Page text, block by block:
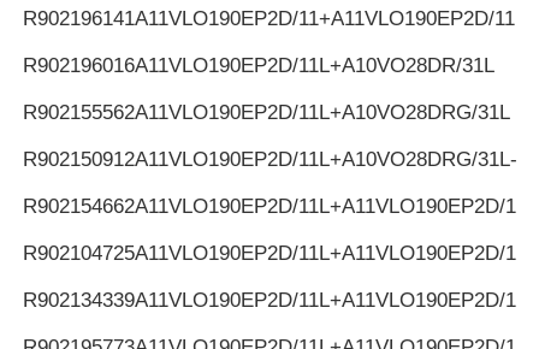
R902196141A11VLO190EP2D/11+A11VLO190EP2D/11
R902196016A11VLO190EP2D/11L+A10VO28DR/31L
R902155562A11VLO190EP2D/11L+A10VO28DRG/31L
R902150912A11VLO190EP2D/11L+A10VO28DRG/31L-K
R902154662A11VLO190EP2D/11L+A11VLO190EP2D/11L
R902104725A11VLO190EP2D/11L+A11VLO190EP2D/11L
R902134339A11VLO190EP2D/11L+A11VLO190EP2D/11L